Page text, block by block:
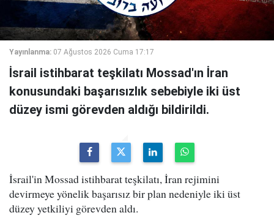
Yayınlanma: 07 Ağustos 2026 Cuma 17:17
İsrail istihbarat teşkilatı Mossad'ın İran
konusundaki başarısızlık sebebiyle iki üst
düzey ismi görevden aldığı bildirildi.
İsrail'in Mossad istihbarat teşkilatı, İran rejimini
devirmeye yönelik başarısız bir plan nedeniyle iki üst
düzey yetkiliyi görevden aldı.